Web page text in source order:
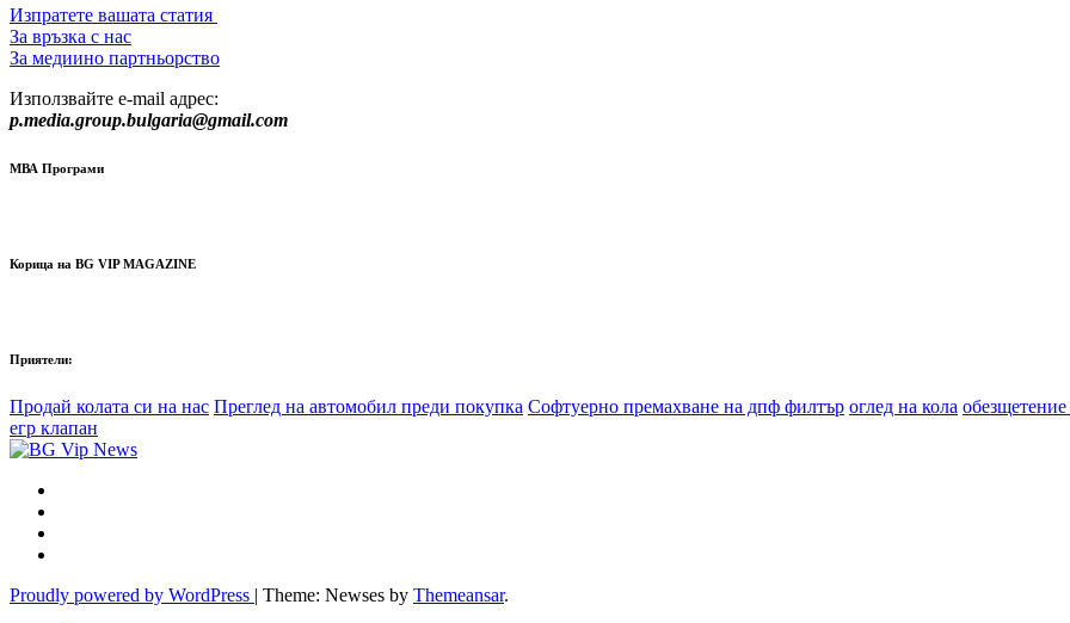
Изпратете вашата статия
За връзка с нас
За медиино партньорство
Използвайте e-mail адрес:
p.media.group.bulgaria@gmail.com
МВА Програми
Корица на BG VIP MAGAZINE
Приятели:
Продай колата си на нас Преглед на автомобил преди покупка Софтуерно премахване на дпф филтър оглед на кола
егр клапан
Proudly powered by WordPress | Theme: Newses by Themeansar.